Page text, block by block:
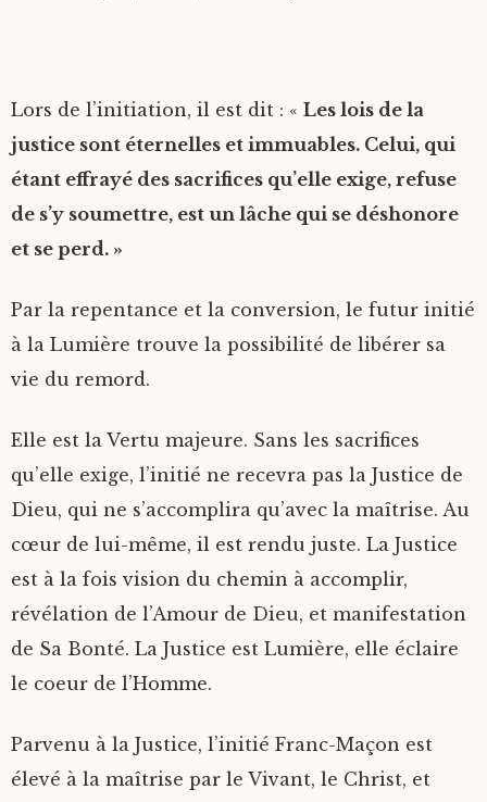
Lors de l’initiation, il est dit : « Les lois de la
justice sont éternelles et immuables. Celui, qui
étant effrayé des sacrifices qu’elle exige, refuse
de s’y soumettre, est un lâche qui se déshonore
et se perd. »
Par la repentance et la conversion, le futur initié
à la Lumière trouve la possibilité de libérer sa
vie du remord.
Elle est la Vertu majeure. Sans les sacrifices
qu’elle exige, l’initié ne recevra pas la Justice de
Dieu, qui ne s’accomplira qu’avec la maîtrise. Au
cœur de lui-même, il est rendu juste. La Justice
est à la fois vision du chemin à accomplir,
révélation de l’Amour de Dieu, et manifestation
de Sa Bonté. La Justice est Lumière, elle éclaire
le coeur de l’Homme.
Parvenu à la Justice, l’initié Franc-Maçon est
élevé à la maîtrise par le Vivant, le Christ, et